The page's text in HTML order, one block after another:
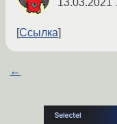
13.03.2021
Ссылка
←